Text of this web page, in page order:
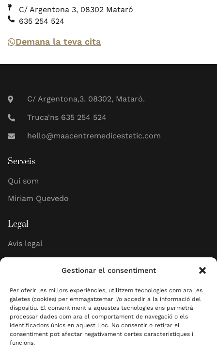
Gestionar el consentiment
Per oferir les millors experiències, utilitzem tecnologies com ara les
galetes (cookies) per emmagatzemar i/o accedir a la informació del
dispositiu. El consentiment a aquestes tecnologies ens permetrà
processar dades com ara el comportament de navegació o els
identificadors únics en aquest lloc. No consentir o retirar el
consentiment pot afectar negativament certes característiques i
funcions.
C/ Argentona 3, 08302 Mataró
635 254 524
Demana la teva cita
C/ Argentona,3. 08302, Mataró.
Truca'ns 635 254 524
hello@maacentremedicestetic.com
Serveis
Qui som
Miriam Quevedo
Legal
Avis legal